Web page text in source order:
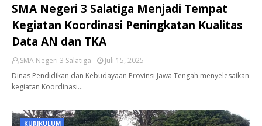
SMA Negeri 3 Salatiga Menjadi Tempat
Kegiatan Koordinasi Peningkatan Kualitas
Data AN dan TKA
SMA Negeri 3 Salatiga
Juli 15, 2025
Dinas Pendidikan dan Kebudayaan Provinsi Jawa Tengah menyelesaikan
kegiatan Koordinasi…
KURIKULUM